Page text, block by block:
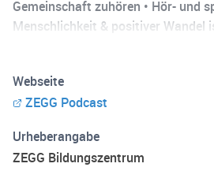
Gemeinschaft zuhören • Hör- und
Menschlichkeit & positiver Wandel
Webseite
ZEGG Podcast
Urheberangabe
ZEGG Bildungszentrum